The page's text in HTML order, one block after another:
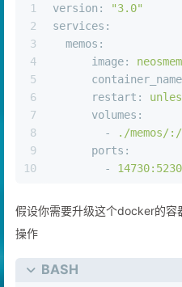
1
2
3
4
5
6
7
8
9
10
version:
"3.0"
services:
memos:
image:
restart:
volumes:
-
./memos/
ports:
-
14730:5230
假设你需要升级这个docker的容
操作
BASH